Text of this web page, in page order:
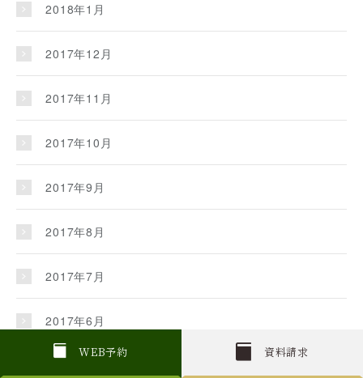
W EB予約 資料請求
2018年1月
2017年12月
2017年11月
2017年10月
2017年9月
2017年8月
2017年7月
2017年6月